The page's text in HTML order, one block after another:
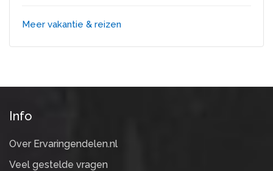
Meer vakantie & reizen
Info
Over Ervaringendelen.nl
Veel gestelde vragen